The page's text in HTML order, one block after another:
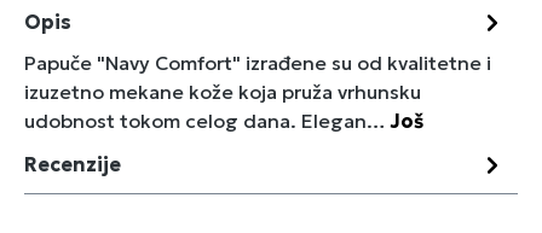
Opis
Papuče "Navy Comfort" izrađene su od kvalitetne i
izuzetno mekane kože koja pruža vrhunsku
udobnost tokom celog dana. Elegan…Još
Recenzije